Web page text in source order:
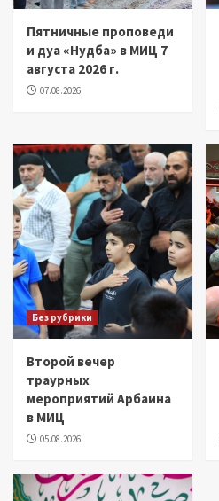
Пятничные проповеди
и дуа «Нудба» в МИЦ 7
августа 2026 г.
07.08.2026
Без рубрики
Второй вечер
траурных
мероприятий Арбаина
в МИЦ
05.08.2026